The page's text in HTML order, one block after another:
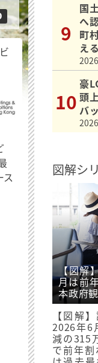
ス
国
へ
町
え
豪
頭
バ
図解シ
【図解
月は前
本政府
【図解
2026年6
減の315
で前年